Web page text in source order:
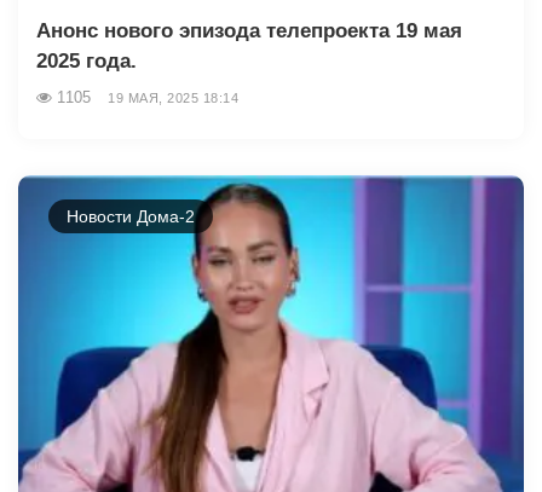
Анонс нового эпизода телепроекта 19 мая
2025 года.
1105 19 МАЯ, 2025 18:14
Новости Дома-2